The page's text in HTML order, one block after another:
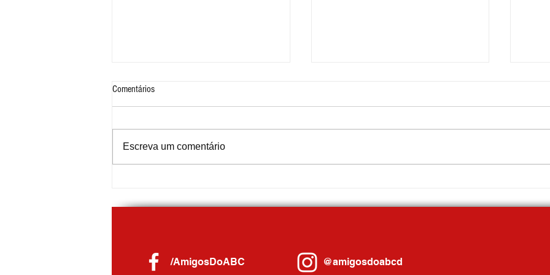
com governador Eduardo Leite
Ribeirão Pires
maior
Comentários
Escreva um comentário
/AmigosDoABC @amigosdoabcd